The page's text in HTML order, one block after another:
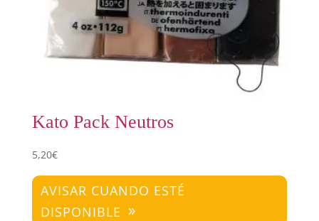
Kato Pack Neutros
5,20€
AVISAR CUANDO ESTÉ
DISPONIBLE